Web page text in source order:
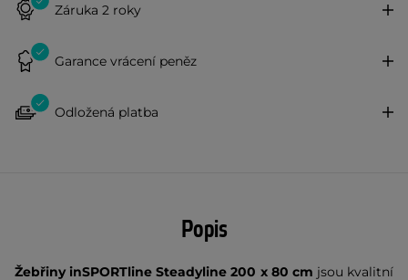
Záruka 2 roky
Garance vrácení peněz
Odložená platba
Popis
Žebřiny inSPORTline Steadyline 200 x 80 cm jsou kvalitní